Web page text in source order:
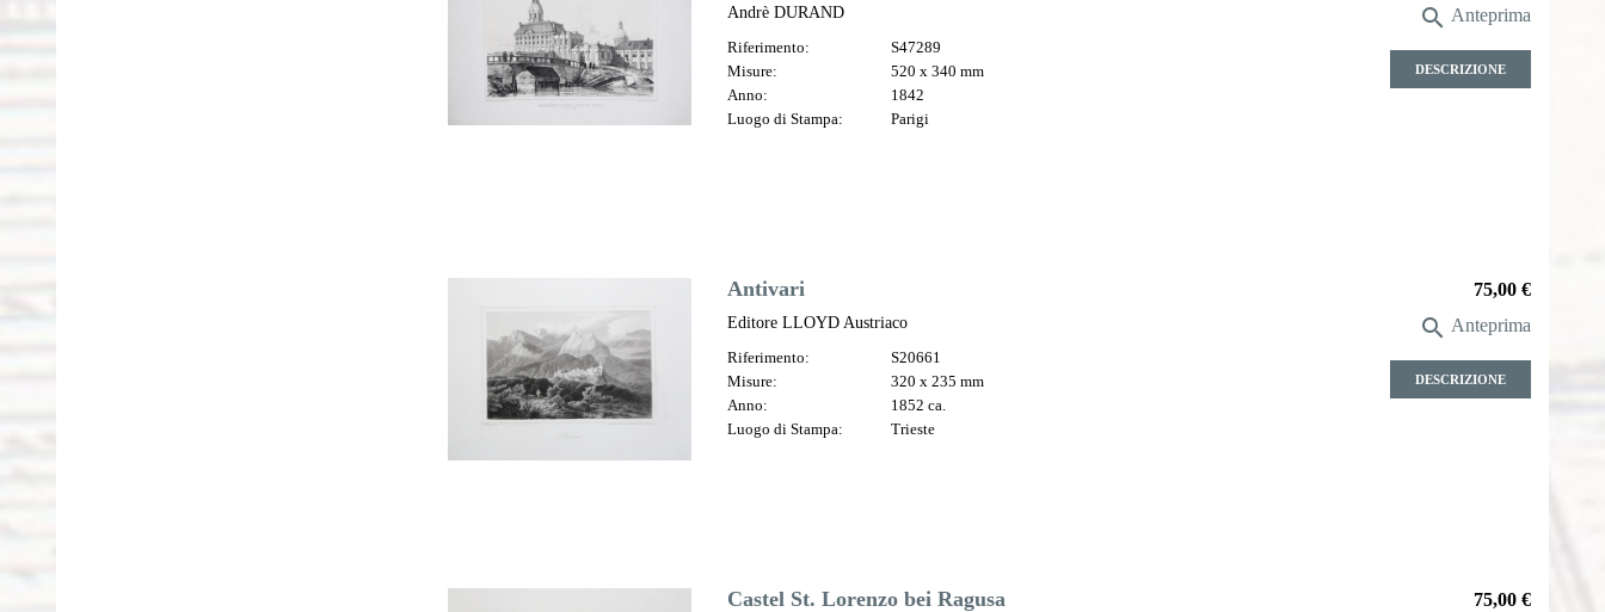
Andrè DURAND
Riferimento:
S47289
Misure:
520 x 340 mm
Anno:
1842
Luogo di Stampa:
Parigi
 Anteprima
DESCRIZIONE
Antivari
Editore LLOYD Austriaco
Riferimento:
S20661
Misure:
320 x 235 mm
Anno:
1852 ca.
Luogo di Stampa:
Trieste
Prezzo
75,00 €
 Anteprima
DESCRIZIONE
Castel St. Lorenzo bei Ragusa Prezzo
75,00 €